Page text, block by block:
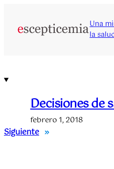
contenido
Una
la
Decisiones de
febrero 1, 2018
Siguiente »